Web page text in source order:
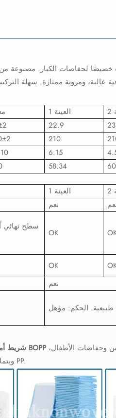
لحفاضات الكبار. مصنوعة من
العينة 1
22.9
210
6.15
58.34
العينة 1
نعم
سطح نهائي
OK
OK
نعم
شريط أمامي من مادة BOPPتم تصميمه خصيصًا لحفاضات سلس البول للبالغين وحفاضات الأطفال،
ويتماشى بسلاسة مع الأشرطة الجانبية المصنوعة من مادة PP.